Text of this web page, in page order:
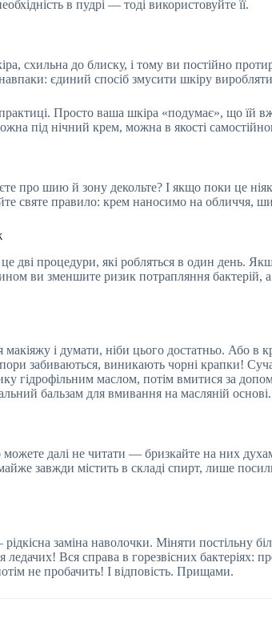
в пудрі — тоді використовуйте її.
схильна до блиску, і тому ви постійно
єдиний спосіб змусити шкіру
Просто ваша шкіра «подумає», що їй
під нічний крем, можна в якості
про шию й зону декольте? І якщо поки це ніяк
святе правило: крем наносимо на обличчя,
дві процедури, які робляться в один день.
ви зменшите ризик потрапляння бактерій,
і думати, ніби цього достатньо. Або
забиваються, виникають чорні крапки!
гідрофільним маслом, потім вмитися за
бальзам для вмивання на масляній основі.
далі не читати — бризкайте на них
завжди містить в складі спирт, лише
заміна наволочки. Міняти постільну
Вся справа в горезвісних бактеріях:
не пробачить! І відповість. Прищами.